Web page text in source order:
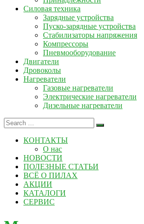
Силовая техника
Зарядные устройства
Пуско-зарядные устройства
Стабилизаторы напряжения
Компрессоры
Пневмооборудование
Двигатели
Дровоколы
Нагреватели
Газовые нагреватели
Электрические нагреватели
Дизельные нагреватели
КОНТАКТЫ
О нас
НОВОСТИ
ПОЛЕЗНЫЕ СТАТЬИ
ВСЁ О ПИЛАХ
АКЦИИ
КАТАЛОГИ
СЕРВИС